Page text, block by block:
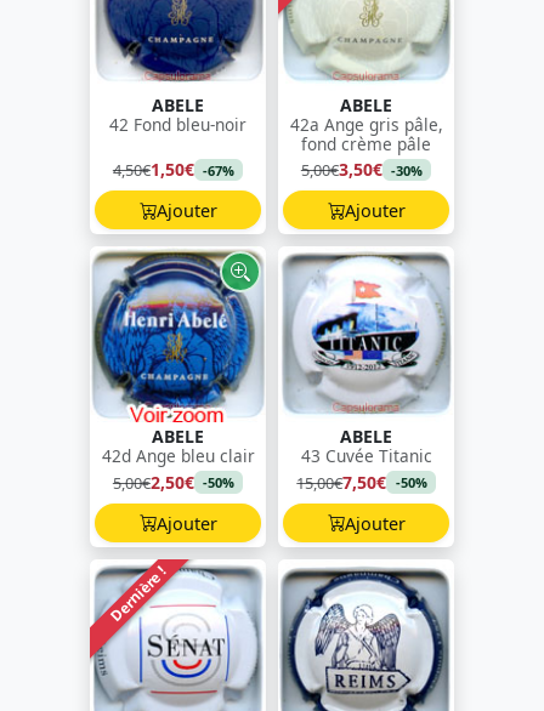
ABELE
42 Fond bleu-noir
4,50€1,50€ -67%
Ajouter
ABELE
42a Ange gris pâle,
fond crème pâle
5,00€3,50€ -30%
Ajouter
ABELE
42d Ange bleu clair
5,00€2,50€ -50%
Ajouter
ABELE
43 Cuvée Titanic
15,00€7,50€ -50%
Ajouter
Dernière !